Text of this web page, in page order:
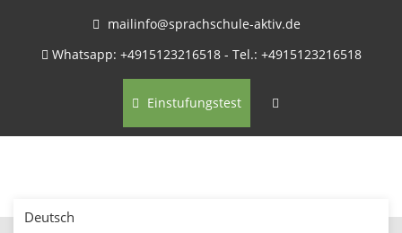
mailinfo@sprachschule-aktiv.de
Whatsapp: +4915123216518 - Tel.: +4915123216518
Einstufungstest
Deutsch